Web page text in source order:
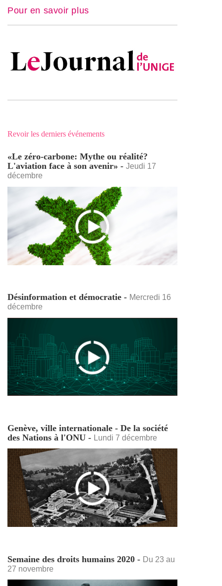
Pour en savoir plus
Revoir les derniers événements
«Le zéro-carbone: Mythe ou réalité?
L'aviation face à son avenir» - Jeudi 17
décembre
Désinformation et démocratie - Mercredi 16
décembre
Genève, ville internationale - De la société
des Nations à l'ONU - Lundi 7 décembre
Semaine des droits humains 2020 - Du 23 au
27 novembre